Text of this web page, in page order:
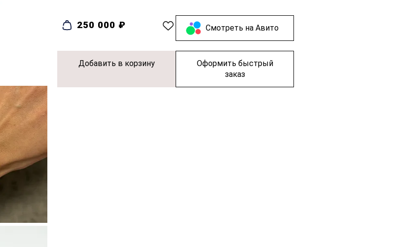
250 000 ₽ Cмотреть на Авито
Добавить в корзину
Оформить быстрый
заказ